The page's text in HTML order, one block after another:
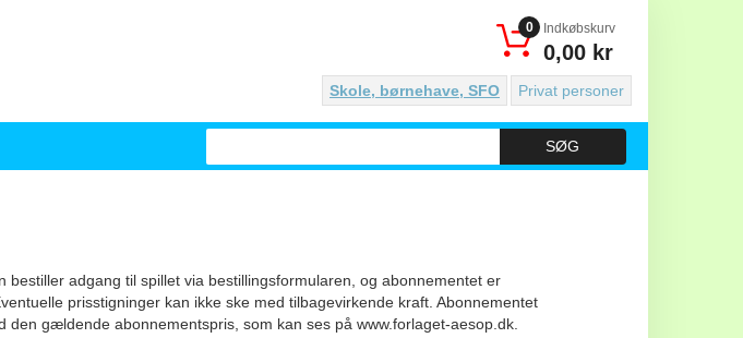
0 Indkøbskurv
0,00 kr
Privat personer
Skole, børnehave, SFO
SØG
adgang til spillet via bestillingsformularen, og abonnementet er
prisstigninger kan ikke ske med tilbagevirkende kraft. Abonnementet
gældende abonnementspris, som kan ses på www.forlaget-aesop.dk.